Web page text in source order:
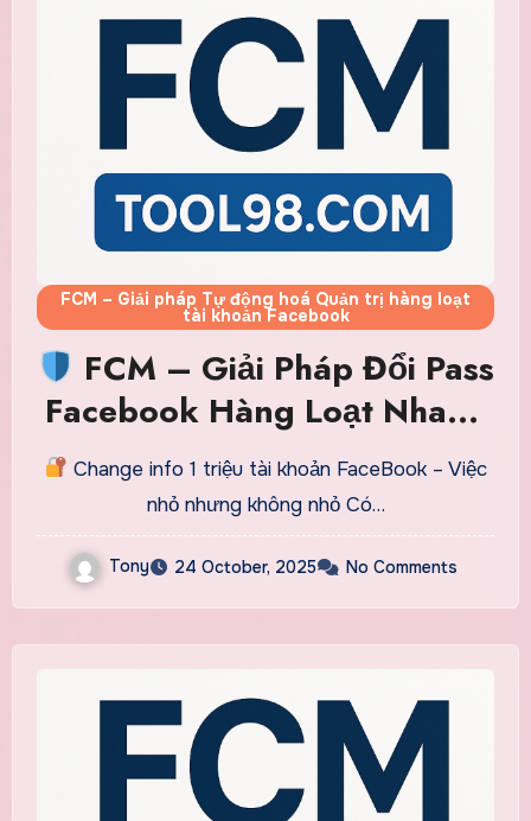
FCM – Giải pháp Tự động hoá Quản trị hàng loạt
tài khoản Facebook
FCM – Giải Pháp Đổi Pass
Facebook Hàng Loạt Nhanh
& Tăng Bảo Mật Tài Khoản
Change info 1 triệu tài khoản FaceBook – Việc
nhỏ nhưng không nhỏ Có…
Tony 24 October, 2025 No Comments